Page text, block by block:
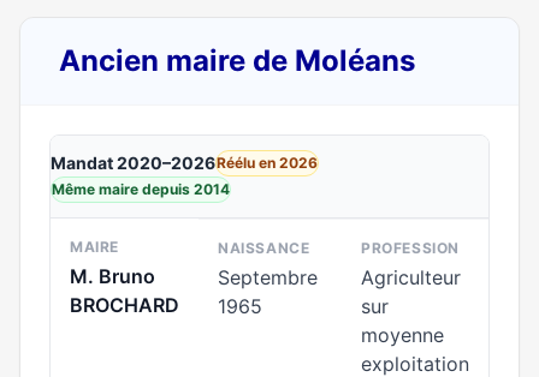
Ancien maire de Moléans
Mandat 2020–2026Réélu en 2026
Même maire depuis 2014
MAIRE
M. Bruno
BROCHARD
NAISSANCE
Septembre
1965
PROFESSION
Agriculteur
sur
moyenne
exploitation